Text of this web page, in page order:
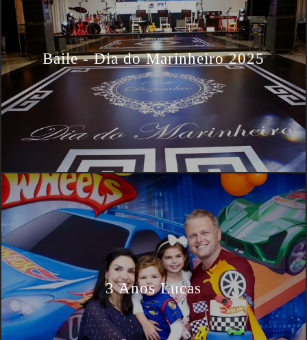
Baile - Dia do Marinheiro 2025
3 Anos Lucas